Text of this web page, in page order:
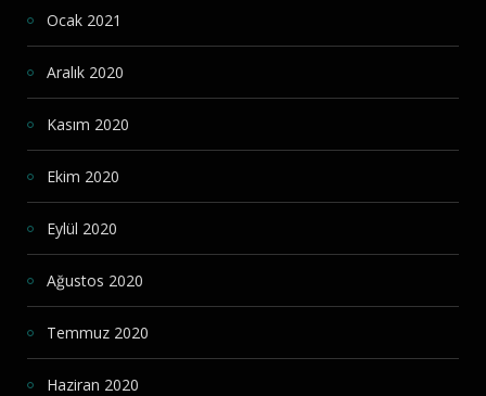
Ocak 2021
Aralık 2020
Kasım 2020
Ekim 2020
Eylül 2020
Ağustos 2020
Temmuz 2020
Haziran 2020